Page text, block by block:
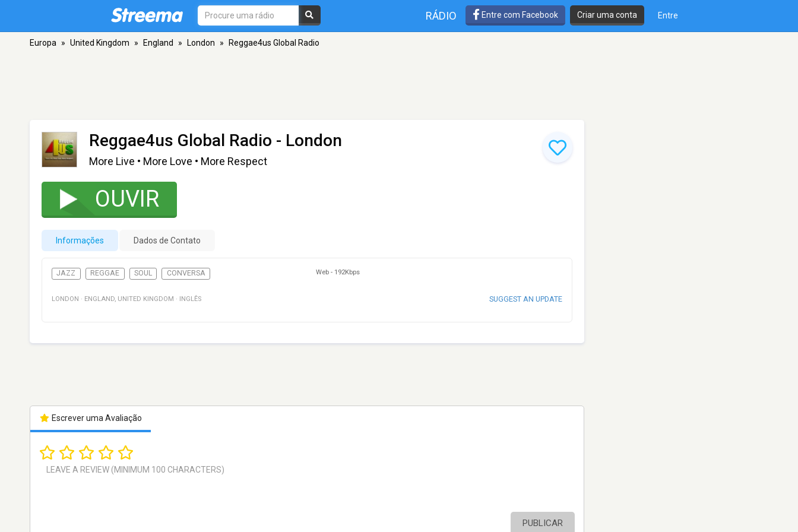
RÁDIO Entre com Facebook Criar uma conta Entre
Europa » United Kingdom » England » London » Reggae4us Global Radio
Reggae4us Global Radio - London
More Live • More Love • More Respect
OUVIR
Informações Dados de Contato
JAZZ REGGAE SOUL CONVERSA Web - 192Kbps
LONDON · ENGLAND, UNITED KINGDOM · INGLÊS SUGGEST AN UPDATE
Escrever uma Avaliação
PUBLICAR